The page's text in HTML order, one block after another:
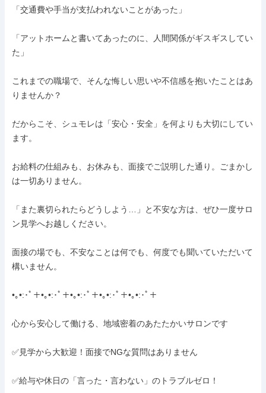
「交通費や手当が支払われないことがあった」
「アットホームと書いてあったのに、人間関係がギスギスしてい
た」
これまでの職場で、そんな悔しい思いや不信感を抱いたことはあ
りませんか？
だからこそ、シュモレは「安心・安全」を何よりも大切にしてい
ます。
お給料の仕組みも、お休みも、面接でご説明した通り。ごまかし
は一切ありません。
「また裏切られたらどうしよう…」と不安な方は、ぜひ一度サロ
ン見学へお越しください。
面接の場でも、不安なことは何でも、何度でも聞いていただいて
構いません。
•｡•:･ﾟ＋•｡•:･ﾟ＋•｡•:･ﾟ＋•｡•:･ﾟ＋•｡•:･ﾟ＋
心から安心して働ける、地域密着のあたたかいサロンです
✅見学から大歓迎！面接でNGな質問はありません
✅給与や休日の「言った・言わない」のトラブルゼロ！